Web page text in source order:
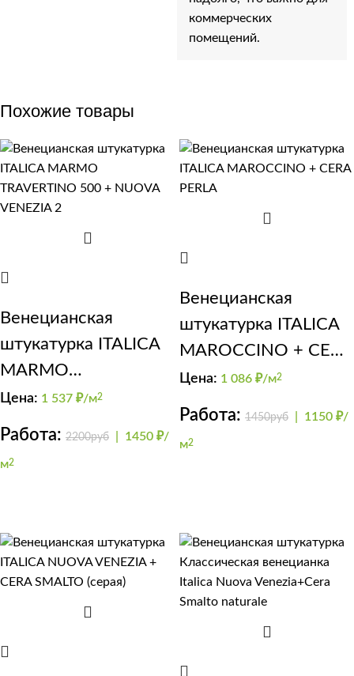
коммерческих
помещений.
Похожие товары
Венецианская
штукатурка ITALICA
MARMO
TRAVERTINO 500 +
Цена: 1 537 ₽/м2
Работа: 2200руб 1450 ₽/
м2
Венецианская
штукатурка ITALICA
MAROCCINO + CERA
PERLA
Цена: 1 086 ₽/м2
Работа: 1450руб 1150 ₽/
м2